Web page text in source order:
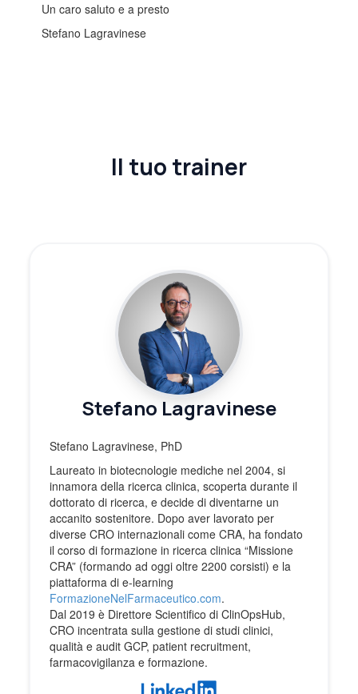
Un caro saluto e a presto
Stefano Lagravinese
Il tuo trainer
Stefano Lagravinese
Stefano Lagravinese, PhD
Laureato in biotecnologie mediche nel 2004, si
innamora della ricerca clinica, scoperta durante il
dottorato di ricerca, e decide di diventarne un
accanito sostenitore. Dopo aver lavorato per
diverse CRO internazionali come CRA, ha fondato
il corso di formazione in ricerca clinica “Missione
CRA” (formando ad oggi oltre 2200 corsisti) e la
piattaforma di e-learning
FormazioneNelFarmaceutico.com.
Dal 2019 è Direttore Scientifico di ClinOpsHub,
CRO incentrata sulla gestione di studi clinici,
qualità e audit GCP, patient recruitment,
farmacovigilanza e formazione.